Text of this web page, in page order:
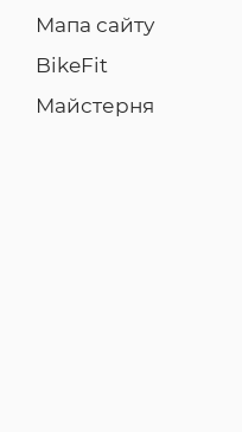
Мапа сайту
BikeFit
Майстерня